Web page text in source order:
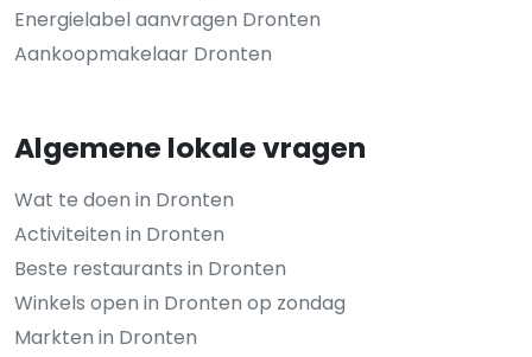
Energielabel aanvragen Dronten
Aankoopmakelaar Dronten
Algemene lokale vragen
Wat te doen in Dronten
Activiteiten in Dronten
Beste restaurants in Dronten
Winkels open in Dronten op zondag
Markten in Dronten